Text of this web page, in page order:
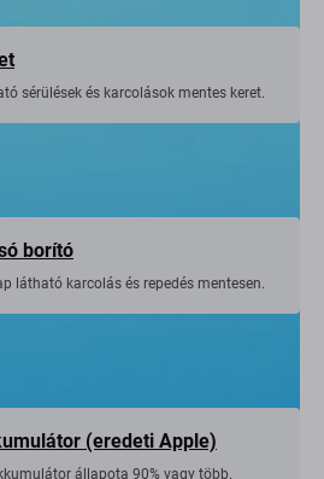
sérülések és karcolások mentes keret.
borító
látható karcolás és repedés mentesen.
(eredeti Apple)
állapota 90% vagy több.